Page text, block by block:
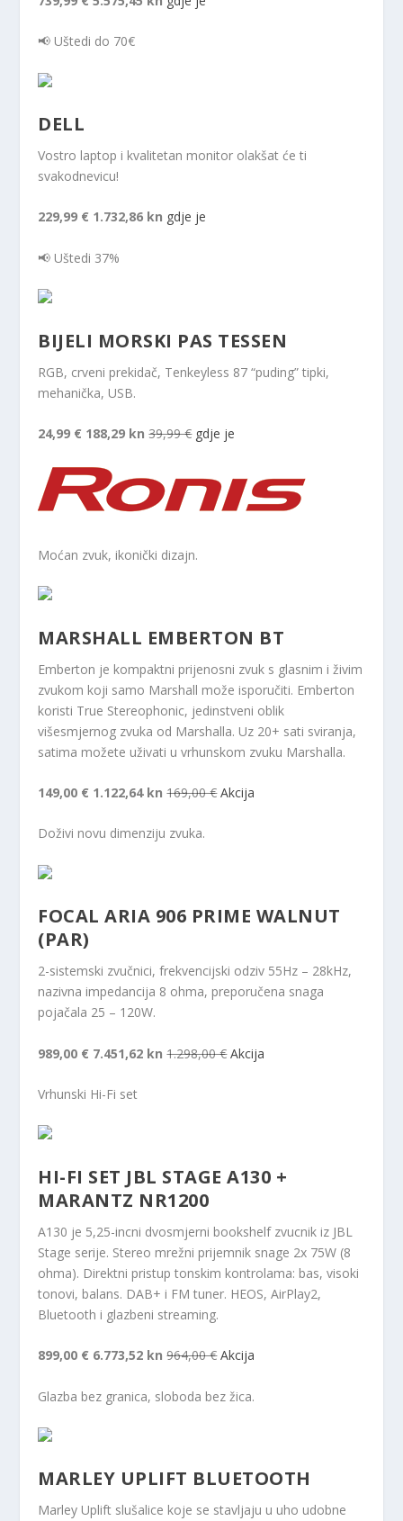
📢 Uštedi do 70€
DELL
Vostro laptop i kvalitetan monitor olakšat će ti
svakodnevicu!
229,99 € 1.732,86 kn gdje je
📢 Uštedi 37%
BIJELI MORSKI PAS TESSEN
RGB, crveni prekidač, Tenkeyless 87 “puding” tipki,
mehanička, USB.
24,99 € 188,29 kn 39,99 € gdje je
Moćan zvuk, ikonički dizajn.
MARSHALL EMBERTON BT
Emberton je kompaktni prijenosni zvuk s glasnim i živim
zvukom koji samo Marshall može isporučiti. Emberton
koristi True Stereophonic, jedinstveni oblik
višesmjernog zvuka od Marshalla. Uz 20+ sati sviranja,
satima možete uživati ​​u vrhunskom zvuku Marshalla.
149,00 € 1.122,64 kn 169,00 € Akcija
Doživi novu dimenziju zvuka.
FOCAL ARIA 906 PRIME WALNUT
(PAR)
2-sistemski zvučnici, frekvencijski odziv 55Hz – 28kHz,
nazivna impedancija 8 ohma, preporučena snaga
pojačala 25 – 120W.
989,00 € 7.451,62 kn 1.298,00 € Akcija
Vrhunski Hi-Fi set
HI-FI SET JBL STAGE A130 +
MARANTZ NR1200
A130 je 5,25-incni dvosmjerni bookshelf zvucnik iz JBL
Stage serije. Stereo mrežni prijemnik snage 2x 75W (8
ohma). Direktni pristup tonskim kontrolama: bas, visoki
tonovi, balans. DAB+ i FM tuner. HEOS, AirPlay2,
Bluetooth i glazbeni streaming.
899,00 € 6.773,52 kn 964,00 € Akcija
Glazba bez granica, sloboda bez žica.
MARLEY UPLIFT BLUETOOTH
Marley Uplift slušalice koje se stavljaju u uho udobne